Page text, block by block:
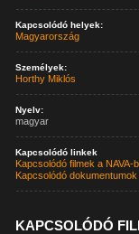
Kapcsolódó helyek:
Magyarország
Személyek:
Horthy Miklós
Nyelv:
magyar
Kapcsolódó linkek
Kapcsolódó filmek a NAVA-
Kapcsolódó
KAPCSOLÓDÓ